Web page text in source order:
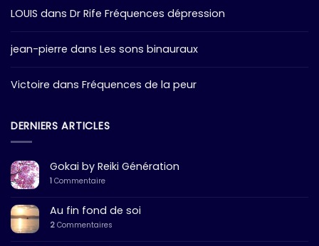
LOUIS dans Dr Rife Fréquences dépression
jean-pierre dans Les sons binauraux
Victoire dans Fréquences de la peur
DERNIERS ARTICLES
Gokai by Reiki Génération
1 Commentaire
Au fin fond de soi
2 Commentaires